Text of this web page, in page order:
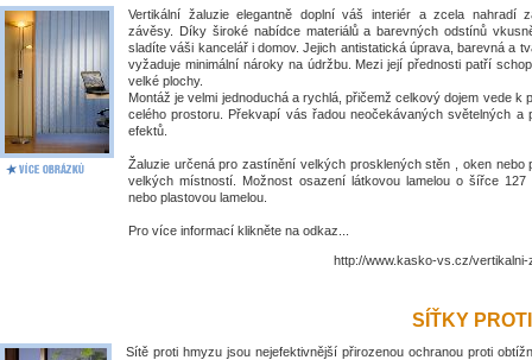
Vertikální žaluzie elegantně doplní váš interiér a zcela nahradí
závěsy. Díky široké nabídce materiálů a barevných odstínů
sladíte váši kancelář i domov. Jejich antistatická úprava, barevná a
vyžaduje minimální nároky na údržbu. Mezi její přednosti patří
velké plochy.
Montáž je velmi jednoduchá a rychlá, přičemž celkový dojem vede k
celého prostoru. Překvapí vás řadou neočekávaných světelných a
efektů.
Žaluzie určená pro zastínění velkých prosklených stěn , oken nebo
velkých místností. Možnost osazení látkovou lamelou o šířce 127
nebo plastovou lamelou.
Pro více informací klikněte na odkaz...
http://www.kasko-vs.cz/vertikalni-
SÍŤKY
Sítě proti hmyzu jsou nejefektivnější přirozenou ochranou proti